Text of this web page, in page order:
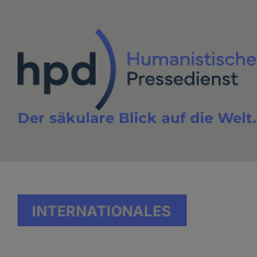
Inhalt
Der säkulare Blick auf die Welt.
INTERNATIONALES